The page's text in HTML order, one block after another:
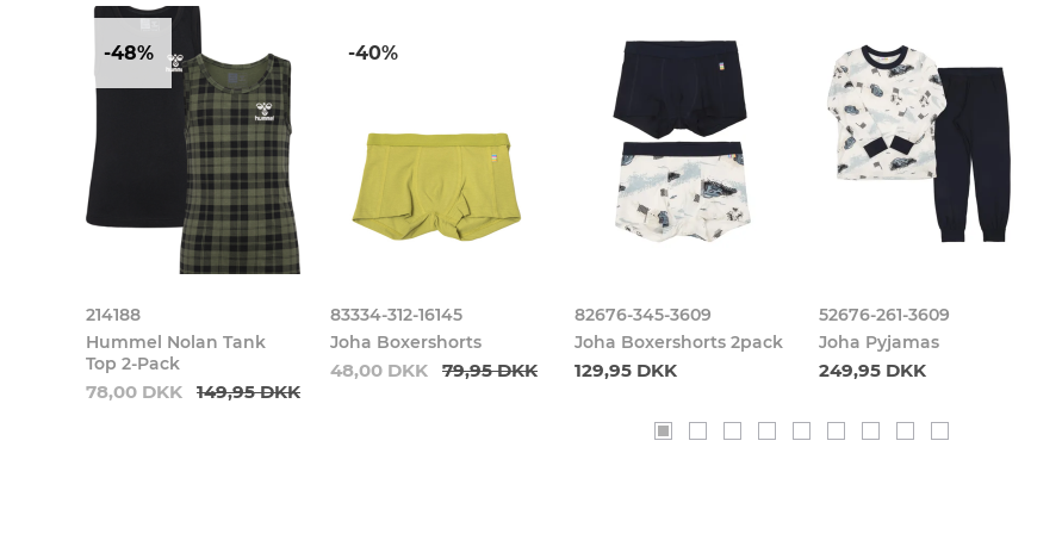
-48%
214188
Hummel Nolan Tank
Top 2-Pack
78,00 DKK 149,95 DKK
-40%
83334-312-16145
Joha Boxershorts
48,00 DKK 79,95 DKK
82676-345-3609
Joha Boxershorts 2pack
129,95 DKK
52676-261-3609
Joha Pyjamas
249,95 DKK